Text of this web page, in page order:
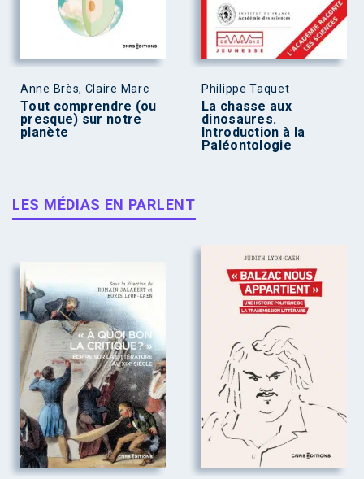
Anne Brès, Claire Marc
Tout comprendre (ou
presque) sur notre
planète
Philippe Taquet
La chasse aux
dinosaures.
Introduction à la
Paléontologie
LES MÉDIAS EN PARLENT